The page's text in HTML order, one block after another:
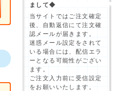
まして◆
当サイトではご注文確定
後、自動返信にて注文確
認メールが届きます。
迷惑メール設定をされて
いる場合には、配信エラ
ーとなる可能性がござい
ます。
ご注文入力前に受信設定
をお願いいたします。